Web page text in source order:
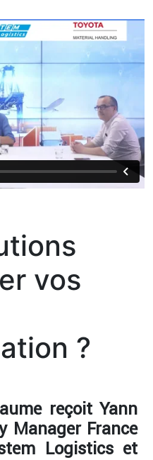
vos
?
reçoit Yann
Manager France
Logistics et